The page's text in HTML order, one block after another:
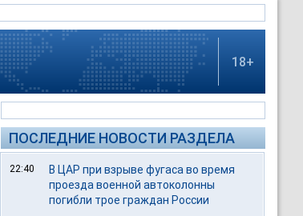
18+
ПОСЛЕДНИЕ НОВОСТИ РАЗДЕЛА
22:40
В ЦАР при взрыве фугаса во время
проезда военной автоколонны
погибли трое граждан России